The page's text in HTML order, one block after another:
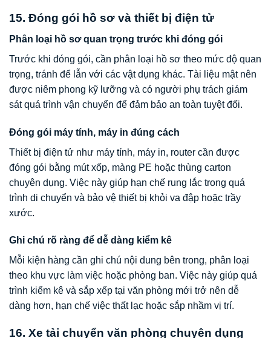
15. Đóng gói hồ sơ và thiết bị điện tử
Phân loại hồ sơ quan trọng trước khi đóng gói
Trước khi đóng gói, cần phân loại hồ sơ theo mức độ quan
trọng, tránh để lẫn với các vật dụng khác. Tài liệu mật nên
được niêm phong kỹ lưỡng và có người phụ trách giám
sát quá trình vận chuyển để đảm bảo an toàn tuyệt đối.
Đóng gói máy tính, máy in đúng cách
Thiết bị điện tử như máy tính, máy in, router cần được
đóng gói bằng mút xốp, màng PE hoặc thùng carton
chuyên dụng. Việc này giúp hạn chế rung lắc trong quá
trình di chuyển và bảo vệ thiết bị khỏi va đập hoặc trầy
xước.
Ghi chú rõ ràng để dễ dàng kiểm kê
Mỗi kiện hàng cần ghi chú nội dung bên trong, phân loại
theo khu vực làm việc hoặc phòng ban. Việc này giúp quá
trình kiểm kê và sắp xếp tại văn phòng mới trở nên dễ
dàng hơn, hạn chế việc thất lạc hoặc sắp nhầm vị trí.
16. Xe tải chuyển văn phòng chuyên dụng